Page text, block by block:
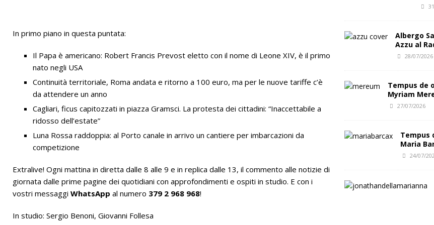
In primo piano in questa puntata:
Il Papa è americano: Robert Francis Prevost eletto con il nome di Leone XIV, è il primo
nato negli USA
Continuità territoriale, Roma andata e ritorno a 100 euro, ma per le nuove tariffe c’è
da attendere un anno
Cagliari, ficus capitozzati in piazza Gramsci. La protesta dei cittadini: “Inaccettabile a
ridosso dell’estate”
Luna Rossa raddoppia: al Porto canale in arrivo un cantiere per imbarcazioni da
competizione
Extralive! Ogni mattina in diretta dalle 8 alle 9 e in replica dalle 13, il commento alle notizie di
giornata dalle prime pagine dei quotidiani con approfondimenti e ospiti in studio. E con i
vostri messaggi WhatsApp al numero 379 2 968 968!
In studio: Sergio Benoni, Giovanni Follesa
Albergo
Azzu al
28/07/2026
Tempus de
Myriam
27/07/2026
Tempus
Maria
24/07/